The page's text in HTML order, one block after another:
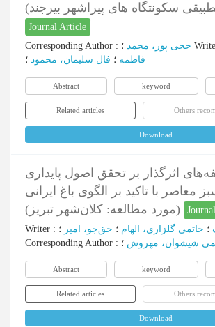
سکونتگاه های پیراشهر بیرجند)
Journal Article
Corresponding Author : حجی پور، محمد
فاطمه ؛ فال سلیمان، محمود ؛
Abstract keyword
Related articles Others
Download
اثرگذار بر تحقق اصول پایداری
معاصر با تاکید بر الگوی باغ ایرانی
Writer : ؛ حاتمی گلزاری، الهام ؛ حق‌جو، امیر ؛
Corresponding Author : شیشوان، مهروش ؛
Abstract keyword
Related articles Others
Download